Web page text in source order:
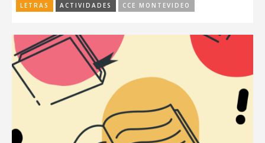
LETRAS ACTIVIDADES CCE MONTEVIDEO